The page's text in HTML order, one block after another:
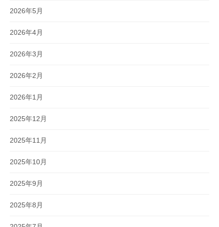
2026年5月
2026年4月
2026年3月
2026年2月
2026年1月
2025年12月
2025年11月
2025年10月
2025年9月
2025年8月